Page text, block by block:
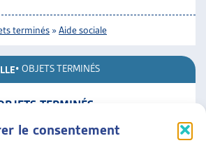
le consentement
terminés »Aide sociale
• OBJETS TERMINÉS
TERMINÉS
législatifs fédéraux La veille
en un condensé des objets en